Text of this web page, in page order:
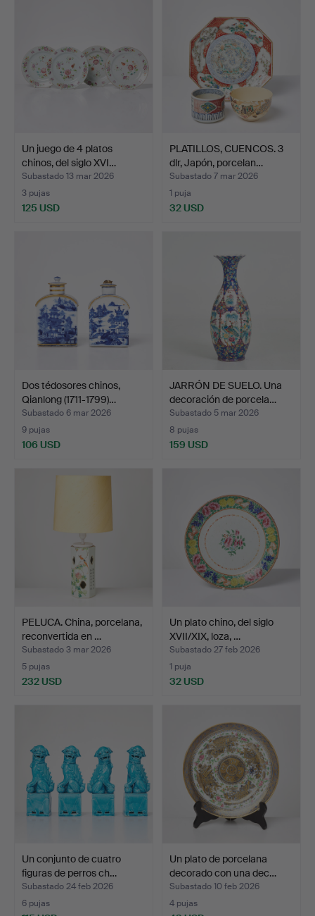
Un juego de 4 platos
chinos, del siglo XVI…
Subastado 13 mar 2026
3 pujas
125 USD
PLATILLOS, CUENCOS. 3
dlr, Japón, porcelan…
Subastado 7 mar 2026
1 puja
32 USD
Dos tédosores chinos,
Qianlong (1711-1799)…
Subastado 6 mar 2026
9 pujas
106 USD
JARRÓN DE SUELO. Una
decoración de porcela…
Subastado 5 mar 2026
8 pujas
159 USD
PELUCA. China, porcelana,
reconvertida en …
Subastado 3 mar 2026
5 pujas
232 USD
Un plato chino, del siglo
XVII/XIX, loza, …
Subastado 27 feb 2026
1 puja
32 USD
Un conjunto de cuatro
figuras de perros ch…
Subastado 24 feb 2026
6 pujas
Un plato de porcelana
decorado con una dec…
Subastado 10 feb 2026
4 pujas